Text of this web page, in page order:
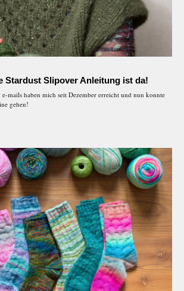
Stardust Slipover Anleitung ist da!
mails haben mich seit Dezember erreicht und nun konnte
gehen!